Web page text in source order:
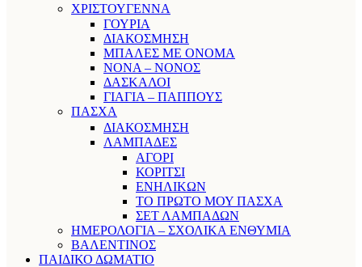
ΧΡΙΣΤΟΥΓΕΝΝΑ
ΓΟΥΡΙΑ
ΔΙΑΚΟΣΜΗΣΗ
ΜΠΑΛΕΣ ΜΕ ΟΝΟΜΑ
ΝΟΝΑ – ΝΟΝΟΣ
ΔΑΣΚΑΛΟΙ
ΓΙΑΓΙΑ – ΠΑΠΠΟΥΣ
ΠΑΣΧΑ
ΔΙΑΚΟΣΜΗΣΗ
ΛΑΜΠΑΔΕΣ
ΑΓΟΡΙ
ΚΟΡΙΤΣΙ
ΕΝΗΛΙΚΩΝ
ΤΟ ΠΡΩΤΟ ΜΟΥ ΠΑΣΧΑ
ΣΕΤ ΛΑΜΠΑΔΩΝ
ΗΜΕΡΟΛΟΓΙΑ – ΣΧΟΛΙΚΑ ΕΝΘΥΜΙΑ
ΒΑΛΕΝΤΙΝΟΣ
ΠΑΙΔΙΚΟ ΔΩΜΑΤΙΟ